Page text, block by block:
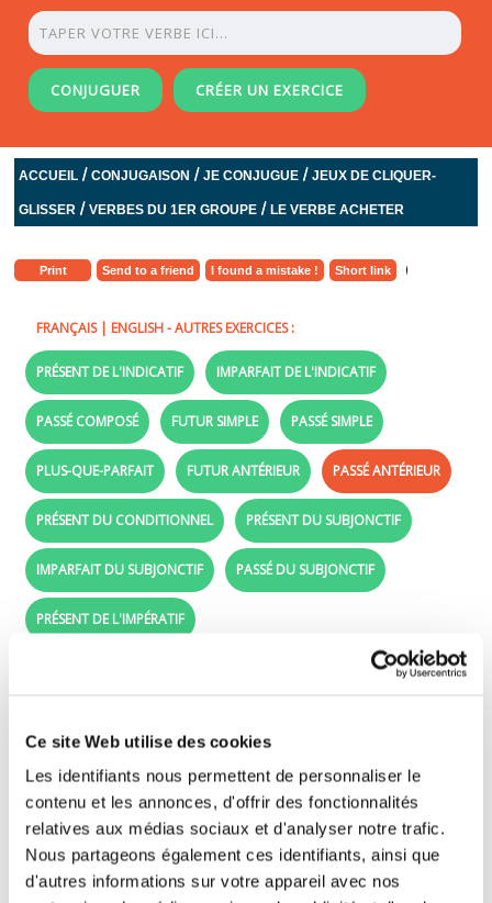
Ce site Web utilise des cookies
Les identifiants nous permettent de personnaliser le
contenu et les annonces, d'offrir des fonctionnalités
relatives aux médias sociaux et d'analyser notre trafic.
Nous partageons également ces identifiants, ainsi que
d'autres informations sur votre appareil avec nos
CONJUGUER CRÉER UN EXERCICE
ACCUEIL /CONJUGAISON /JE CONJUGUE /JEUX DE CLIQUER-
GLISSER /VERBES DU 1ER GROUPE /LE VERBE ACHETER
Print Send to a friend I found a mistake ! Short link
FRANÇAIS| ENGLISH- AUTRES EXERCICES :
PRÉSENT DE L'INDICATIF IMPARFAIT DE L'INDICATIF
PASSÉ COMPOSÉ FUTUR SIMPLE PASSÉ SIMPLE
PLUS-QUE-PARFAIT FUTUR ANTÉRIEUR PASSÉ ANTÉRIEUR
PRÉSENT DU CONDITIONNEL PRÉSENT DU SUBJONCTIF
IMPARFAIT DU SUBJONCTIF PASSÉ DU SUBJONCTIF
PRÉSENT DE L'IMPÉRATIF
Passé antérieur - Learn French: acheter in
Drag the conjugated forms (purple labels) in
front of the right subjects (je, tu, il, ..).